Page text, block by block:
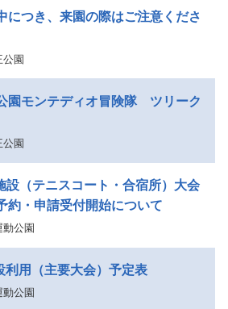
公園
につき、来園の際はご注意くださ
公園
園モンテディオ冒険隊 ツリーク
動公園
設（テニスコート・合宿所）大会
約・申請受付開始について
動公園
用（主要大会）予定表